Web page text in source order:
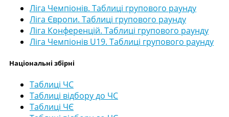
Ліга Чемпіонів. Таблиці групового раунду
Ліга Європи. Таблиці групового раунду
Ліга Конференцій. Таблиці групового раунду
Ліга Чемпіонів U19. Таблиці групового раунду
Національні збірні
Таблиці ЧС
Таблиці відбору до ЧС
Таблиці ЧЄ